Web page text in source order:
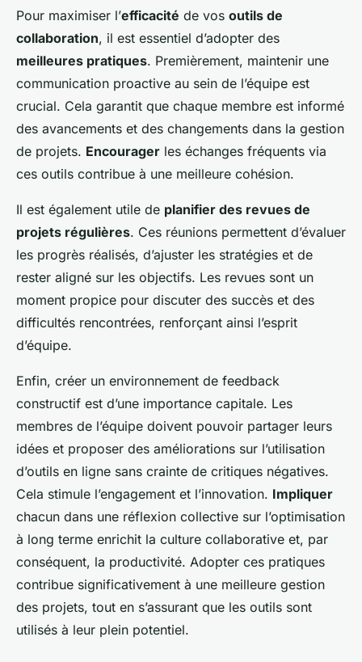
Pour maximiser l’efficacité de vos outils de
collaboration, il est essentiel d’adopter des
meilleures pratiques. Premièrement, maintenir une
communication proactive au sein de l’équipe est
crucial. Cela garantit que chaque membre est informé
des avancements et des changements dans la gestion
de projets. Encourager les échanges fréquents via
ces outils contribue à une meilleure cohésion.
Il est également utile de planifier des revues de
projets régulières. Ces réunions permettent d’évaluer
les progrès réalisés, d’ajuster les stratégies et de
rester aligné sur les objectifs. Les revues sont un
moment propice pour discuter des succès et des
difficultés rencontrées, renforçant ainsi l’esprit
d’équipe.
Enfin, créer un environnement de feedback
constructif est d’une importance capitale. Les
membres de l’équipe doivent pouvoir partager leurs
idées et proposer des améliorations sur l’utilisation
d’outils en ligne sans crainte de critiques négatives.
Cela stimule l’engagement et l’innovation. Impliquer
chacun dans une réflexion collective sur l’optimisation
à long terme enrichit la culture collaborative et, par
conséquent, la productivité. Adopter ces pratiques
contribue significativement à une meilleure gestion
des projets, tout en s’assurant que les outils sont
utilisés à leur plein potentiel.